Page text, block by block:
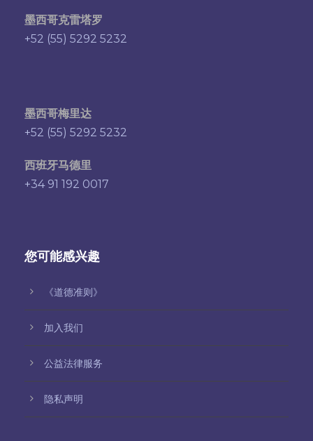
墨西哥克雷塔罗
+52 (55) 5292 5232
墨西哥梅里达
+52 (55) 5292 5232
西班牙马德里
+34 91 192 0017
您可能感兴趣
《道德准则》
加入我们
公益法律服务
隐私声明